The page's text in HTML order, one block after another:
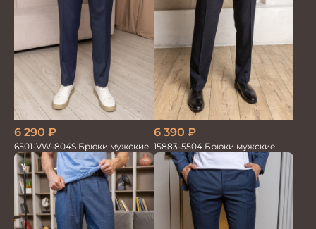
6 290 ₽
6501-VW-804S Брюки мужские
6 390 ₽
15883-5504 Брюки мужские